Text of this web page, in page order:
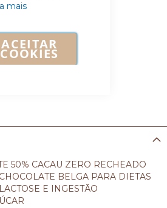
mais
ACEITAR
COOKIES
50% CACAU ZERO RECHEADO
BELGA PARA DIETAS
E INGESTÃO